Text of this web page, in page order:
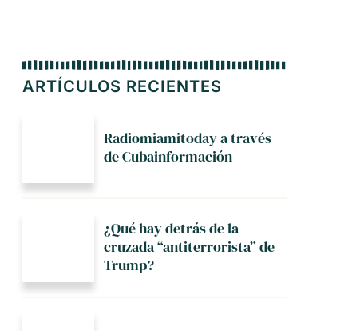
ARTÍCULOS RECIENTES
Radiomiamitoday a través
de Cubainformación
¿Qué hay detrás de la
cruzada “antiterrorista” de
Trump?